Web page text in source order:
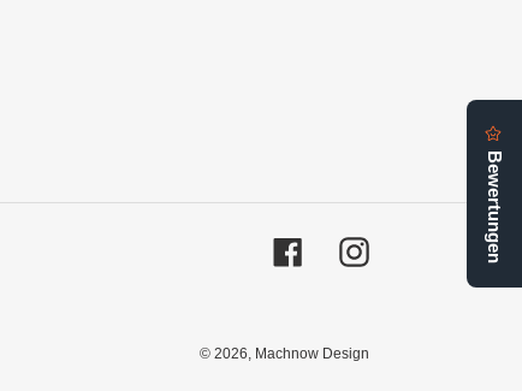
FacebookInstagram
© 2026, Machnow Design